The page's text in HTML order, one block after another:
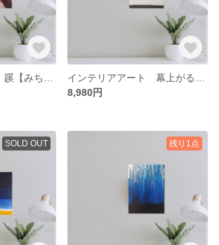
8,980円
SOLD OUT 残り1点